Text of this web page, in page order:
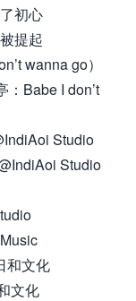
初心
提起
wanna go）
：Babe I don’t
Studio
Studio
和文化
文化